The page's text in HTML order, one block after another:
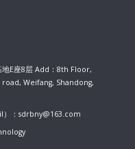
地E座8层 Add：8th Floor,
Weifang, Shandong,
）：sdrbny@163.com